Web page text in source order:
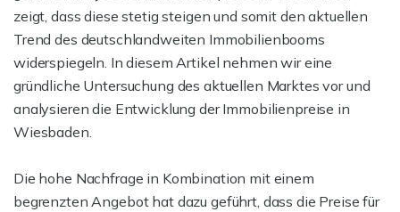
zeigt, dass diese stetig steigen und somit den aktuellen
Trend des deutschlandweiten Immobilienbooms
widerspiegeln. In diesem Artikel nehmen wir eine
gründliche Untersuchung des aktuellen Marktes vor und
analysieren die Entwicklung der Immobilienpreise in
Wiesbaden.
Die hohe Nachfrage in Kombination mit einem
begrenzten Angebot hat dazu geführt, dass die Preise für